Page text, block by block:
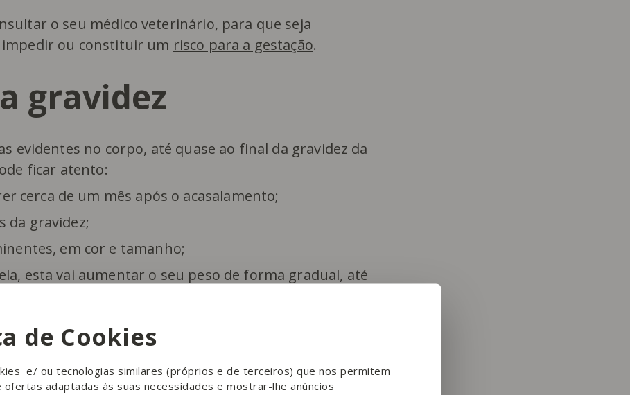
de Cookies
e/ ou tecnologias similares (próprios e de terceiros) que nos permitem
adaptadas às suas necessidades e mostrar-lhe anúncios
o seu médico veterinário, para que seja
impedir ou constituir um risco para a gestação.
gravidez
evidentes no corpo, até quase ao final da gravidez da
ficar atento:
cerca de um mês após o acasalamento;
da gravidez;
em cor e tamanho;
esta vai aumentar o seu peso de forma gradual, até
40º dia;
da gravidez.